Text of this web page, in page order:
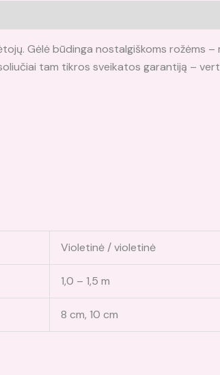
Gėlė būdinga nostalgiškoms rožėms
tam tikros sveikatos garantiją –
Violetinė / violetinė
1,0 – 1,5 m
8 cm, 10 cm